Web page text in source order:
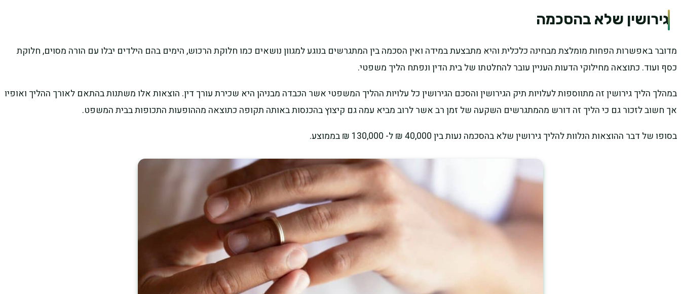
גירושין שלא בהסכמה
מדובר באפשרות הפחות מומלצת מבחינה כלכלית והיא מתבצעת במידה ואין הסכמה בין המתגרשים בנוגע למגוון נושאים כמו חלוקת הרכוש, הימים בהם הילדים יבלו עם הורה מסוים, חלוקת
כסף ועוד. כתוצאה מחילוקי הדעות העניין עובר להחלטתו של בית הדין ונפתח הליך משפטי.
במהלך הליך גירושין זה מתווספות לעלויות תיק הגירושין והסכם הגירושין כל עלויות ההליך המשפטי אשר הכבדה מבניהן היא שכירת עורך דין. הוצאות אלו משתנות בהתאם לאורך ההליך ואופיו
אך חשוב לזכור גם כי הליך זה דורש מהמתגרשים השקעה של זמן רב אשר לרוב מביא עמה גם קיצוץ בהכנסות באותה תקופה כתוצאה מההופעות התכופות בבית המשפט.
בסופו של דבר ההוצאות הנלוות להליך גירושין שלא בהסכמה נעות בין 40,000 ₪ ל- 130,000 ₪ בממוצע.